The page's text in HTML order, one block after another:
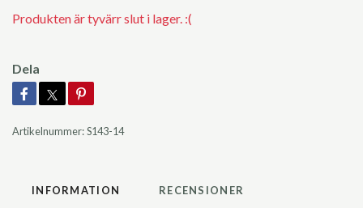
Produkten är tyvärr slut i lager. :(
Dela
Artikelnummer:S143-14
INFORMATION RECENSIONER